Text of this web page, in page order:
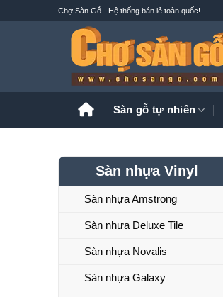
Chợ Sàn Gỗ - Hệ thống bán lẻ toàn quốc!
Sàn gỗ tự nhiên
Sàn nhựa Vinyl
Sàn nhựa Amstrong
Sàn nhựa Deluxe Tile
Sàn nhựa Novalis
Sàn nhựa Galaxy